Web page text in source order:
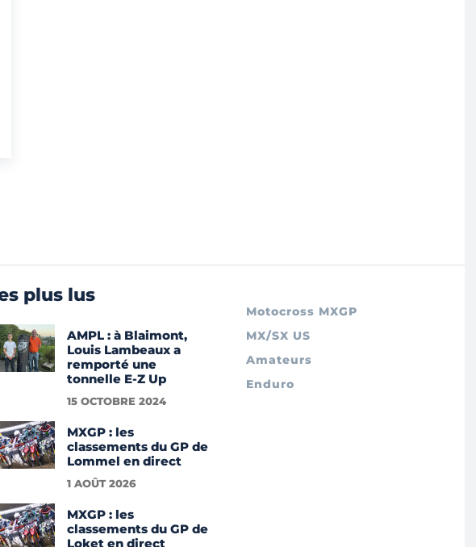
plus lus
AMPL : à Blaimont,
Louis Lambeaux a
remporté une
tonnelle E-Z Up
15 OCTOBRE 2024
MXGP : les
classements du GP de
Lommel en direct
1 AOÛT 2026
MXGP : les
classements du GP de
Loket en direct
Motocross MXGP
MX/SX US
Amateurs
Enduro